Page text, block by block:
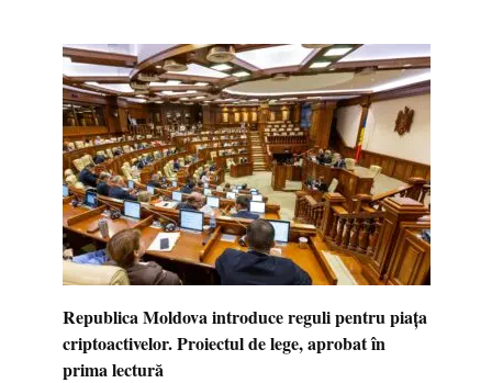
Republica Moldova introduce reguli pentru piața
criptoactivelor. Proiectul de lege, aprobat în
prima lectură